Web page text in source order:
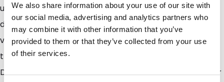
We also share information about your use of our site with
our social media, advertising and analytics partners who
may combine it with other information that you’ve
provided to them or that they’ve collected from your use
of their services.
und stilvollen matten Ausführung erhältlich. Aufgrund
der Materialzusammensetzung sind diese Flachbeutel
vollständig recycelbar (Recycling-Code 4) und biten
trotzdem eine ausgezeichnete Barriere gegen Gase,
Dämpfe und Aromen. Sie eignen sich hervorragend für